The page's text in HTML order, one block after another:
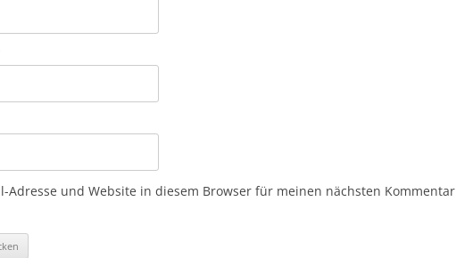
Adresse und Website in diesem Browser für meinen nächsten Kommentar